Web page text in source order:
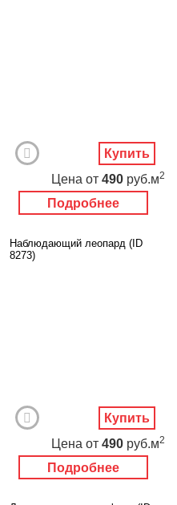
Подробнее
Цена от 490 руб.м2
Купить
Наблюдающий леопард (ID
8273)
Подробнее
Цена от 490 руб.м2
Купить